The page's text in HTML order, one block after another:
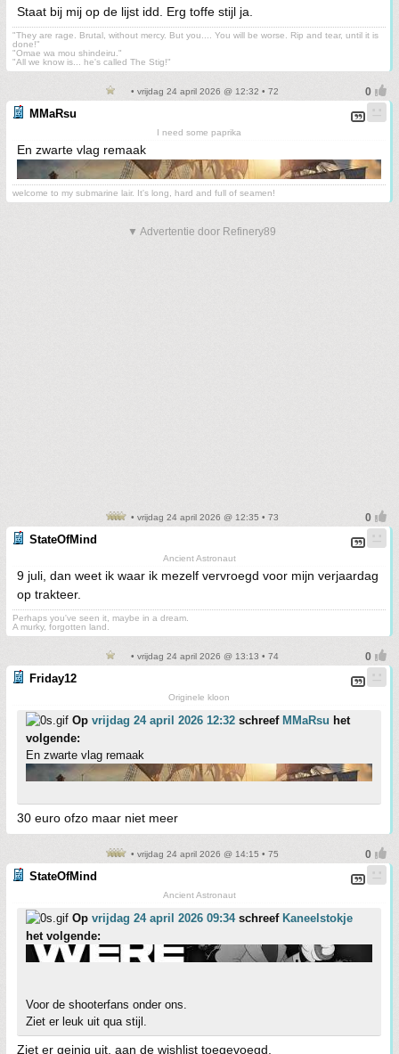
Staat bij mij op de lijst idd. Erg toffe stijl ja.
"They are rage. Brutal, without mercy. But you.... You will be worse. Rip and tear, until it is
done!"
"Omae wa mou shindeiru."
"All we know is... he's called The Stig!"
• vrijdag 24 april 2026 @ 12:32 • 72
MMaRsu
I need some paprika
En zwarte vlag remaak
welcome to my submarine lair. It's long, hard and full of seamen!
▼ Advertentie door Refinery89
• vrijdag 24 april 2026 @ 12:35 • 73
StateOfMind
Ancient Astronaut
9 juli, dan weet ik waar ik mezelf vervroegd voor mijn verjaardag
op trakteer.
Perhaps you've seen it, maybe in a dream.
A murky, forgotten land.
• vrijdag 24 april 2026 @ 13:13 • 74
Friday12
Originele kloon
Op vrijdag 24 april 2026 12:32 schreef MMaRsu het
volgende:
En zwarte vlag remaak
30 euro ofzo maar niet meer
• vrijdag 24 april 2026 @ 14:15 • 75
StateOfMind
Ancient Astronaut
Op vrijdag 24 april 2026 09:34schreef Kaneelstokje
het volgende:
Voor de shooterfans onder ons.
Ziet er leuk uit qua stijl.
Ziet er geinig uit, aan de wishlist toegevoegd.